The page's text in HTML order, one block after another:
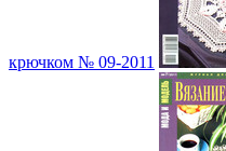
крючком № 09-2011